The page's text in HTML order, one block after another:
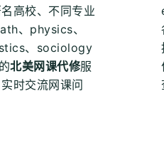
高校、不同专业
、physics、
、sociology
北美网课代修服
时交流网课问